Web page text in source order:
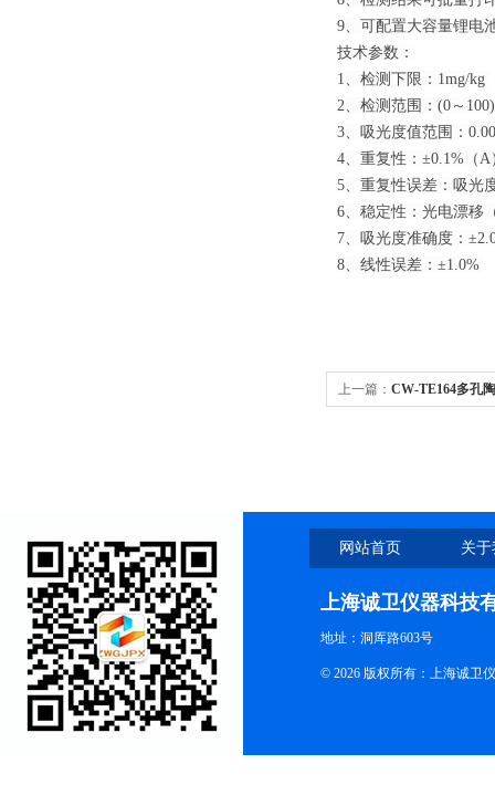
9、可配置大容量锂电
技术参数：
1、检测下限：1mg/kg
2、检测范围：(0～
3、吸光度值范围：
4、重复性：±0.1%（
5、重复性误差：吸光
6、稳定性：光电漂移
7、吸光度准确度：
8、线性误差：±1.0%
上一篇： CW-TE164多孔
网站首页 关
上海诚卫仪器科技
地址：洞厍路603号
© 2026 版权所有：上海诚卫